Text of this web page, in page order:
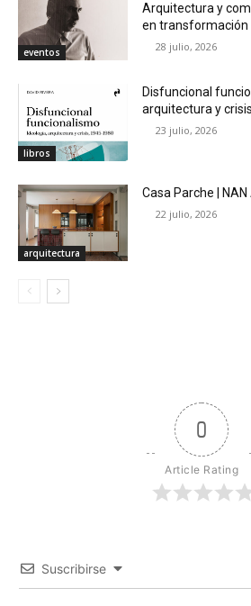
eventos
Arquitectura y
en transformación
28 julio, 2026
libros
Disfuncional
arquitectura y
23 julio, 2026
arquitectura
Casa Parche |
22 julio, 2026
0
Article Rating
Suscribirse